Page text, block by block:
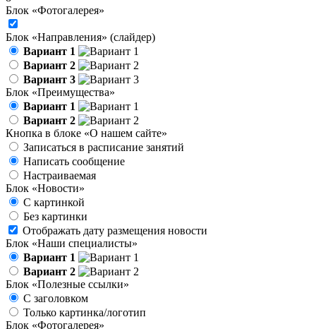
Блок «Фотогалерея»
Блок «Направления» (слайдер)
Вариант 1
Вариант 2
Вариант 3
Блок «Преимущества»
Вариант 1
Вариант 2
Кнопка в блоке «О нашем сайте»
Записаться в расписание занятий
Написать сообщение
Настраиваемая
Блок «Новости»
С картинкой
Без картинки
Отображать дату размещения новости
Блок «Наши специалисты»
Вариант 1
Вариант 2
Блок «Полезные ссылки»
С заголовком
Только картинка/логотип
Блок «Фотогалерея»